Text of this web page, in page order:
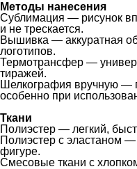
Методы нанесения
Сублимация — рисунок
и не трескается.
Вышивка — аккуратная
логотипов.
Термотрансфер —
тиражей.
Шелкография вручную —
особенно при
Ткани
Полиэстер — легкий,
Полиэстер с эластаном
фигуре.
Смесовые ткани с